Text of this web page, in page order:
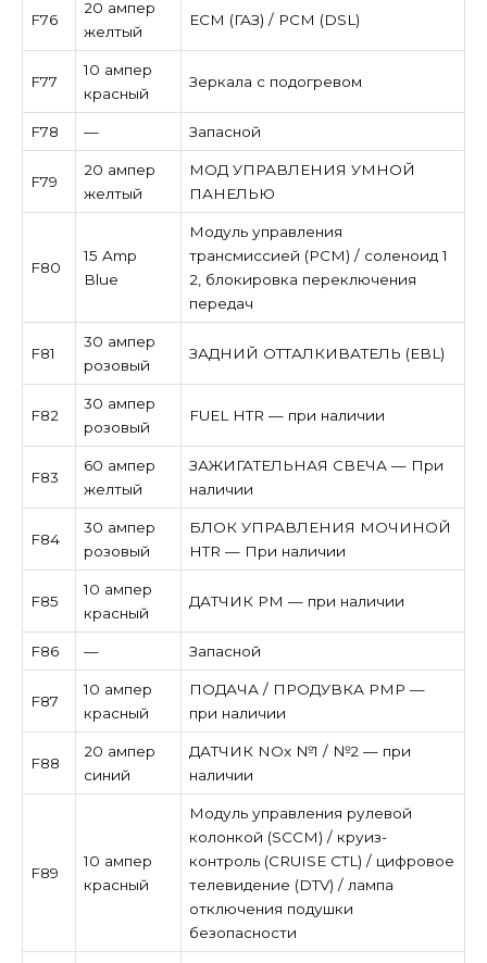
F76
20 ампер
желтый
ECM (ГАЗ) / PCM (DSL)
F77
10 ампер
красный
Зеркала с подогревом
F78 — Запасной
F79
20 ампер
желтый
МОД УПРАВЛЕНИЯ УМНОЙ
ПАНЕЛЬЮ
F80
15 Amp
Blue
Модуль управления
трансмиссией (PCM) / соленоид 1
2, блокировка переключения
передач
F81
30 ампер
розовый
ЗАДНИЙ ОТТАЛКИВАТЕЛЬ (EBL)
F82
30 ампер
розовый
FUEL HTR — при наличии
F83
60 ампер
желтый
ЗАЖИГАТЕЛЬНАЯ СВЕЧА — При
наличии
F84
30 ампер
розовый
БЛОК УПРАВЛЕНИЯ МОЧИНОЙ
HTR — При наличии
F85
10 ампер
красный
ДАТЧИК PM — при наличии
F86 — Запасной
F87
10 ампер
красный
ПОДАЧА / ПРОДУВКА PMP —
при наличии
F88
20 ампер
синий
ДАТЧИК NOx №1 / №2 — при
наличии
F89
10 ампер
красный
Модуль управления рулевой
колонкой (SCCM) / круиз-
контроль (CRUISE CTL) / цифровое
телевидение (DTV) / лампа
отключения подушки
безопасности